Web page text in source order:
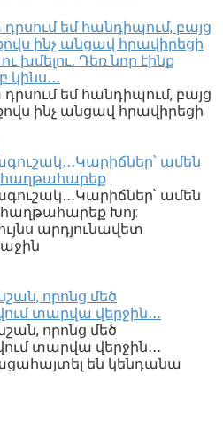
եմ հանդիպում, բայց
ինչ անցավ հրավիրեցի
խմելու․ Դեռ նոր էինք
եմ հանդիպում, բայց
ինչ անցավ հրավիրեցի
ամեն
ամեն
Խոյ:
արդյունավետ
որոնց մեծ
տարվա վերջին․․․
որոնց մեծ
տարվա վերջին․․․
են կենդանա